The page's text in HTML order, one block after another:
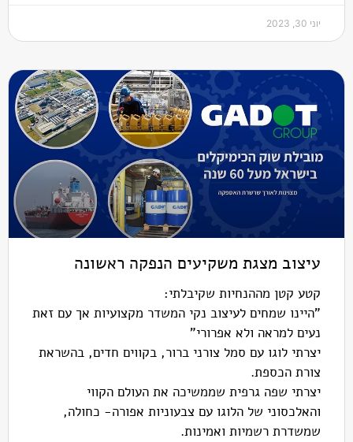
יוני 30, 2023
עיצוב מצגת משקיעים הנפקה ראשונה
קטע קטן מההנחיות שקיבלתי:
"היינו שמחים לעיצוב נקי המשדר מקצועיות אך עם זאת
נעים למראה ולא אפרורי"
יצרתי לוגו עם סמל צורני ברור, בקווים חדים, בהשראת
צורת הכספת.
יצרתי שפה גרפית שממשיכה את העולם הקווי
והאלכסוני של הלוגו עם צבעוניות אפורה- כחולה,
שמשדרת רשמיות ואמינות.